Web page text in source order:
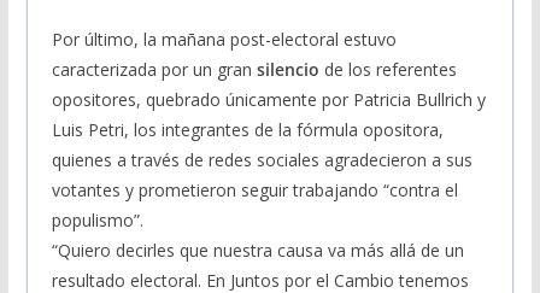
Por último, la mañana post-electoral estuvo
caracterizada por un gran silencio de los referentes
opositores, quebrado únicamente por Patricia Bullrich y
Luis Petri, los integrantes de la fórmula opositora,
quienes a través de redes sociales agradecieron a sus
votantes y prometieron seguir trabajando “contra el
populismo”.
“Quiero decirles que nuestra causa va más allá de un
resultado electoral. En Juntos por el Cambio tenemos